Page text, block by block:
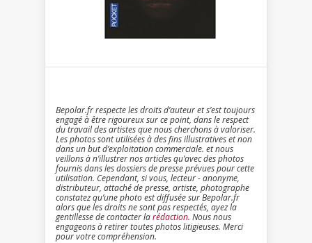
Bepolar.fr respecte les droits d’auteur et s’est toujours
engagé à être rigoureux sur ce point, dans le respect
du travail des artistes que nous cherchons à valoriser.
Les photos sont utilisées à des fins illustratives et non
dans un but d’exploitation commerciale. et nous
veillons à n’illustrer nos articles qu’avec des photos
fournis dans les dossiers de presse prévues pour cette
utilisation. Cependant, si vous, lecteur - anonyme,
distributeur, attaché de presse, artiste, photographe
constatez qu’une photo est diffusée sur Bepolar.fr
alors que les droits ne sont pas respectés, ayez la
gentillesse de contacter larédaction. Nous nous
engageons à retirer toutes photos litigieuses. Merci
pour votre compréhension.